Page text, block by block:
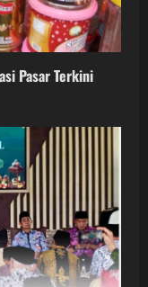
Pasar Terkini